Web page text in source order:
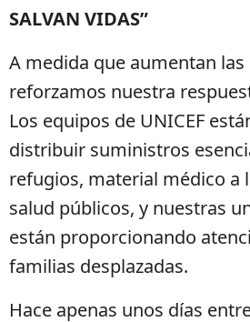
SALVAN VIDAS”
A medida que aumentan las
reforzamos nuestra
Los equipos de UNICEF
distribuir suministros
refugios, material médico a
salud públicos, y nuestras
están proporcionando
familias desplazadas.
Hace apenas unos días